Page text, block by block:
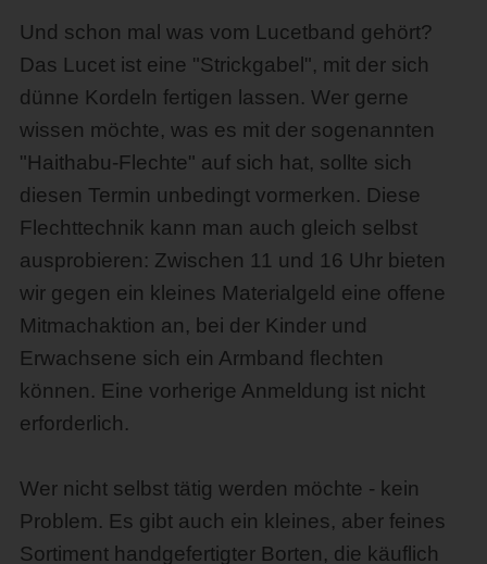
Und schon mal was vom Lucetband gehört?
Das Lucet ist eine "Strickgabel", mit der sich
dünne Kordeln fertigen lassen. Wer gerne
wissen möchte, was es mit der sogenannten
"Haithabu-Flechte" auf sich hat, sollte sich
diesen Termin unbedingt vormerken. Diese
Flechttechnik kann man auch gleich selbst
ausprobieren: Zwischen 11 und 16 Uhr bieten
wir gegen ein kleines Materialgeld eine offene
Mitmachaktion an, bei der Kinder und
Erwachsene sich ein Armband flechten
können. Eine vorherige Anmeldung ist nicht
erforderlich.
Wer nicht selbst tätig werden möchte - kein
Problem. Es gibt auch ein kleines, aber feines
Sortiment handgefertigter Borten, die käuflich